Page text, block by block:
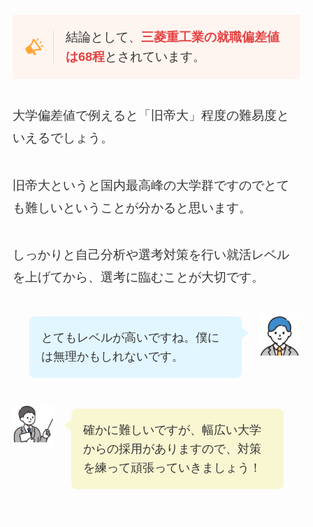
結論として、三菱重工業の就職偏差値
は68程とされています。
大学偏差値で例えると「旧帝大」程度の難易度と
いえるでしょう。
旧帝大というと国内最高峰の大学群ですのでとて
も難しいということが分かると思います。
しっかりと自己分析や選考対策を行い就活レベル
を上げてから、選考に臨むことが大切です。
とてもレベルが高いですね。僕に
は無理かもしれないです。
確かに難しいですが、幅広い大学
からの採用がありますので、対策
を練って頑張っていきましょう！